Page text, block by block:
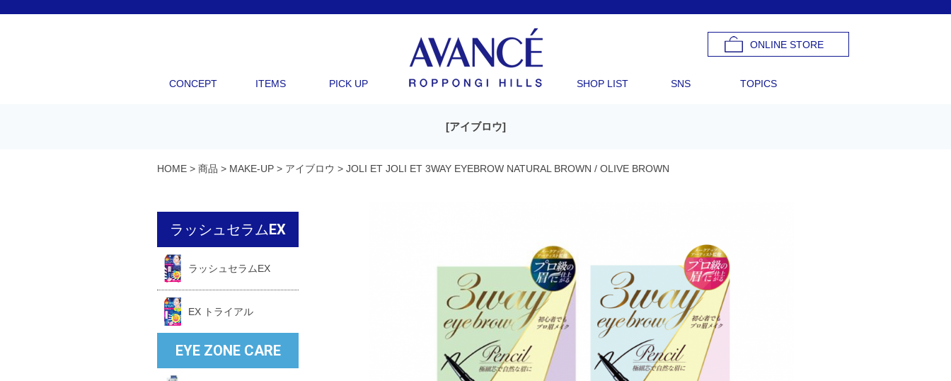
CONCEPT ITEMS PICK UP SHOP LIST SNS TOPICS
ONLINE STORE
[アイブロウ]
HOME > 商品 > MAKE-UP > アイブロウ > JOLI ET JOLI ET 3WAY EYEBROW NATURAL BROWN / OLIVE BROWN
ラッシュセラムEX
ラッシュセラムEX
EX トライアル
EYE ZONE CARE